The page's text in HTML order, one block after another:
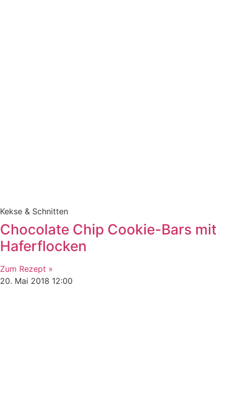
Kekse & Schnitten
Chocolate Chip Cookie-Bars mit
Haferflocken
Zum Rezept »
20. Mai 2018 12:00